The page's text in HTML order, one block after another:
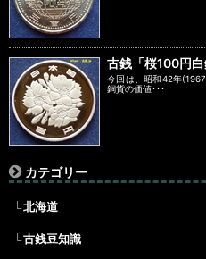
古銭「桜100円
今回は、昭和42年
銅貨の価値･･･
カテゴリー
北海道
古銭豆知識